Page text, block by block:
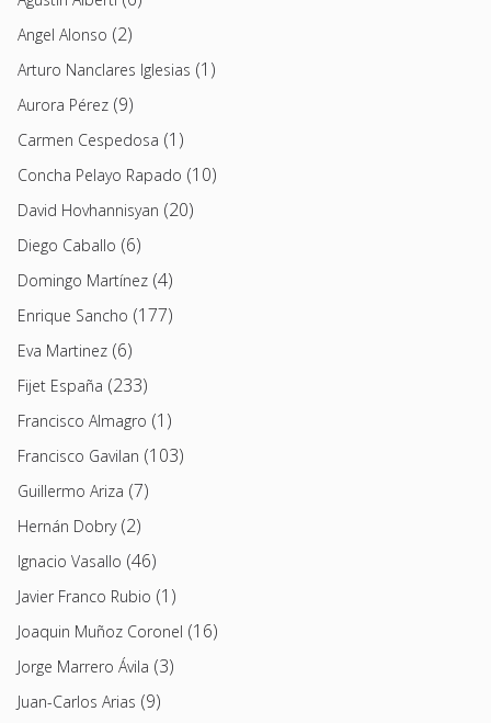
Angel Alonso (2)
Arturo Nanclares Iglesias (1)
Aurora Pérez (9)
Carmen Cespedosa (1)
Concha Pelayo Rapado (10)
David Hovhannisyan (20)
Diego Caballo (6)
Domingo Martínez (4)
Enrique Sancho (177)
Eva Martinez (6)
Fijet España (233)
Francisco Almagro (1)
Francisco Gavilan (103)
Guillermo Ariza (7)
Hernán Dobry(2)
Ignacio Vasallo (46)
Javier Franco Rubio (1)
Joaquin Muñoz Coronel (16)
Jorge Marrero Ávila (3)
Juan-Carlos Arias (9)